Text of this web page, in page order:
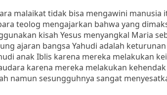
malaikat tidak bisa mengawini manusia
teolog mengajarkan bahwa yang
kisah Yesus menyangkal Maria
ajaran bangsa Yahudi adalah
anak Iblis karena mereka melakukan
karena mereka melakukan kehendak
namun sesungguhnya sangat